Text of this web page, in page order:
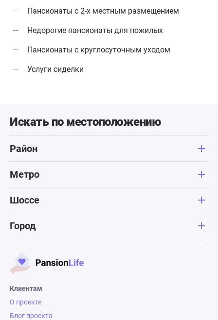
Пансионаты с 2-х местным размещением
Недорогие пансионаты для пожилых
Пансионаты с круглосуточным уходом
Услуги сиделки
Искать по местоположению
Район
Метро
Шоссе
Город
Клиентам
О проекте
Блог проекта